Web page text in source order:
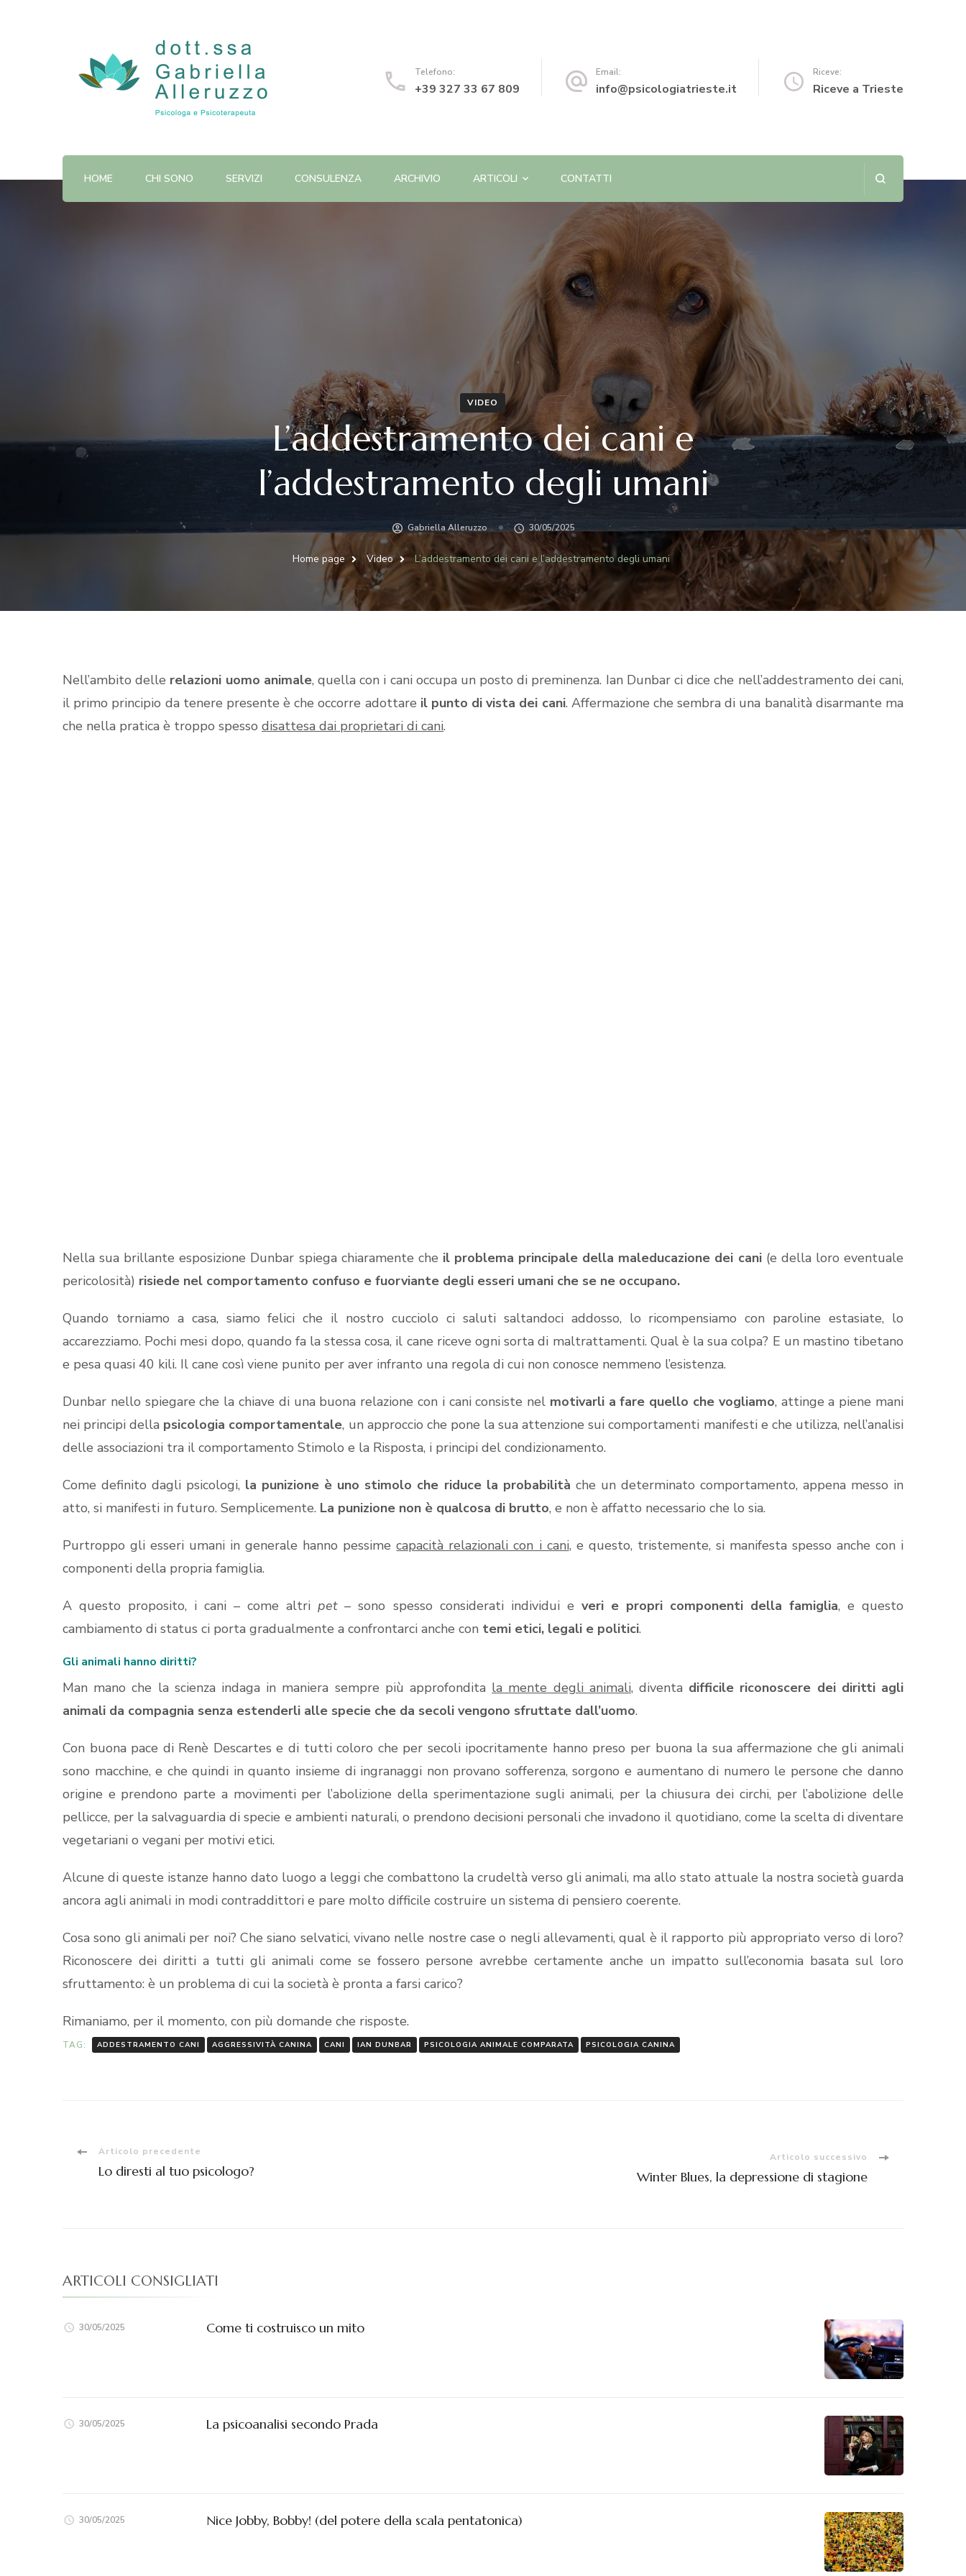
Dott.ssa Gabriella Alleruzzo | Psicologa e Psicoterapeuta
Telefono:
+39 327 33 67 809
Email:
info@psicologiatrieste.it
Riceve:
Riceve a Trieste
HOME CHI SONO SERVIZI CONSULENZA ARCHIVIO ARTICOLI CONTATTI
VIDEO
L’addestramento dei cani e
l’addestramento degli umani
Gabriella Alleruzzo 30/05/2025
Home page Video L’addestramento dei cani e l’addestramento degli umani
Nell’ambito delle relazioni uomo animale, quella con i cani occupa un posto di preminenza. Ian Dunbar ci dice che nell’addestramento dei cani,
il primo principio da tenere presente è che occorre adottare il punto di vista dei cani. Affermazione che sembra di una banalità disarmante ma
che nella pratica è troppo spesso disattesa dai proprietari di cani.
Nella sua brillante esposizione Dunbar spiega chiaramente che il problema principale della maleducazione dei cani(e della loro eventuale
pericolosità) risiede nel comportamento confuso e fuorviante degli esseri umani che se ne occupano.
Quando torniamo a casa, siamo felici che il nostro cucciolo ci saluti saltandoci addosso, lo ricompensiamo con paroline estasiate, lo
accarezziamo. Pochi mesi dopo, quando fa la stessa cosa, il cane riceve ogni sorta di maltrattamenti. Qual è la sua colpa? E un mastino tibetano
e pesa quasi 40 kili. Il cane così viene punito per aver infranto una regola di cui non conosce nemmeno l’esistenza.
Dunbar nello spiegare che la chiave di una buona relazione con i cani consiste nel motivarli a fare quello che vogliamo, attinge a piene mani
nei principi della psicologia comportamentale, un approccio che pone la sua attenzione sui comportamenti manifesti e che utilizza, nell’analisi
delle associazioni tra il comportamento Stimolo e la Risposta, i principi del condizionamento.
Come definito dagli psicologi, la punizione è uno stimolo che riduce la probabilità che un determinato comportamento, appena messo in
atto, si manifesti in futuro. Semplicemente. La punizione non è qualcosa di brutto, e non è affatto necessario che lo sia.
Purtroppo gli esseri umani in generale hanno pessimecapacità relazionali con i cani, e questo, tristemente, si manifesta spesso anche con i
componenti della propria famiglia.
A questo proposito, i cani – come altripet– sono spesso considerati individui e veri e propri componenti della famiglia, e questo
cambiamento di status ci porta gradualmente a confrontarci anche con temi etici, legali e politici.
Gli animali hanno diritti?
Man mano che la scienza indaga in maniera sempre più approfondita la mente degli animali, diventa difficile riconoscere dei diritti agli
animali da compagnia senza estenderli alle specie che da secoli vengono sfruttate dall’uomo.
Con buona pace di Renè Descartes e di tutti coloro che per secoli ipocritamente hanno preso per buona la sua affermazione che gli animali
sono macchine, e che quindi in quanto insieme di ingranaggi non provano sofferenza, sorgono e aumentano di numero le persone che danno
origine e prendono parte a movimenti per l’abolizione della sperimentazione sugli animali, per la chiusura dei circhi, per l’abolizione delle
pellicce, per la salvaguardia di specie e ambienti naturali, o prendono decisioni personali che invadono il quotidiano, come la scelta di diventare
vegetariani o vegani per motivi etici.
Alcune di queste istanze hanno dato luogo a leggi che combattono la crudeltà verso gli animali, ma allo stato attuale la nostra società guarda
ancora agli animali in modi contraddittori e pare molto difficile costruire un sistema di pensiero coerente.
Cosa sono gli animali per noi? Che siano selvatici, vivano nelle nostre case o negli allevamenti, qual è il rapporto più appropriato verso di loro?
Riconoscere dei diritti a tutti gli animali come se fossero persone avrebbe certamente anche un impatto sull’economia basata sul loro
sfruttamento: è un problema di cui la società è pronta a farsi carico?
Rimaniamo, per il momento, con più domande che risposte.
TAG: ADDESTRAMENTO CANI AGGRESSIVITÀ CANINA CANI IAN DUNBAR PSICOLOGIA ANIMALE COMPARATA PSICOLOGIA CANINA
Articolo precedente
Lo diresti al tuo psicologo?
Articolo successivo
Winter Blues, la depressione di stagione
ARTICOLI CONSIGLIATI
30/05/2025 Come ti costruisco un mito
30/05/2025 La psicoanalisi secondo Prada
30/05/2025 Nice Jobby, Bobby! (del potere della scala pentatonica)